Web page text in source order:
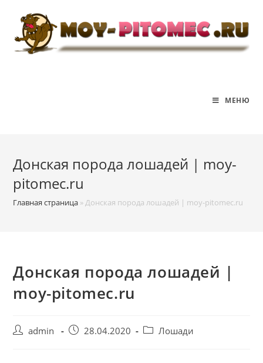
содержимому
МЕНЮ
Донская порода лошадей | moy-
pitomec.ru
Главная страница »Донская порода лошадей | moy-pitomec.ru
Донская порода лошадей |
moy-pitomec.ru
Postadmin
Запись28.04.2020
PostЛошади